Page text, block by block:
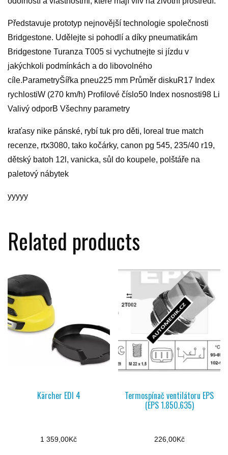
Představuje prototyp nejnovější technologie společnosti
Bridgestone. Udělejte si pohodlí a díky pneumatikám
Bridgestone Turanza T005 si vychutnejte si jízdu v
jakýchkoli podmínkách a do libovolného
cíle.ParametryŠířka pneu225 mm Průměr diskuR17 Index
rychlostiW (270 km/h) Profilové číslo50 Index nosnosti98 Li
Valivý odporB Všechny parametry
kraťasy nike pánské, rybí tuk pro děti, loreal true match
recenze, rtx3080, tako kočárky, canon pg 545, 235/40 r19,
dětský batoh 12l, vanicka, sůl do koupele, polštáře na
paletový nábytek
yyyyy
Related products
Kärcher EDI 4
1 359,00Kč
Termospínač ventilátoru EPS
(EPS 1.850.635)
226,00Kč